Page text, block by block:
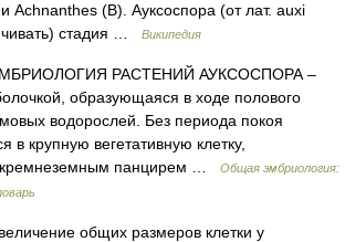
Achnanthes (B). Ауксоспора (от лат. auxi
стадия …
Википедия
РАСТЕНИЙ АУКСОСПОРА –
образующаяся в ходе полового
водорослей. Без периода покоя
в крупную вегетативную клетку,
панцирем …
Общая эмбриология:
общих размеров клетки у